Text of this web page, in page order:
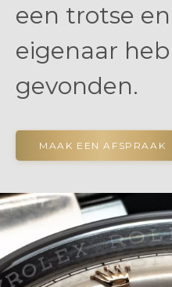
een trotse
eigenaar
gevonden.
MAAK EEN AFSPRAAK